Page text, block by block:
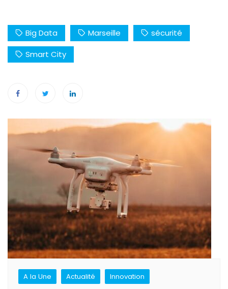
Big Data Marseille
sécurité
Smart City
Navigation
de
l’article
A la Une Actualité Innovation